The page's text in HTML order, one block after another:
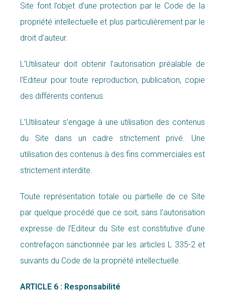
Site font l’objet d’une protection par le Code de la
propriété intellectuelle et plus particulièrement par le
droit d’auteur.
L’Utilisateur doit obtenir l’autorisation préalable de
l’Editeur pour toute reproduction, publication, copie
des différents contenus.
L’Utilisateur s’engage à une utilisation des contenus
du Site dans un cadre strictement privé. Une
utilisation des contenus à des fins commerciales est
strictement interdite.
Toute représentation totale ou partielle de ce Site
par quelque procédé que ce soit, sans l’autorisation
expresse de l’Editeur du Site est constitutive d’une
contrefaçon sanctionnée par les articles L 335-2 et
suivants du Code de la propriété intellectuelle.
ARTICLE 6 : Responsabilité